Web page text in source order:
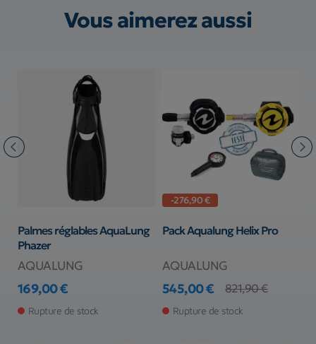
Vous aimerez aussi
Palmes réglables AquaLung
Phazer
AQUALUNG
Prix
169,00 €
Rupture de stock
-276,90 €
Pack Aqualung Helix Pro
AQUALUNG
Prix
545,00 €
Prix de base
821,90 €
Rupture de stock